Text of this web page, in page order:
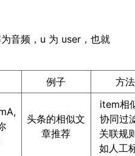
音频，u 为 user，也就
例子 方法
头条的相似文
章推荐
item相
协同过
关联规
如人工